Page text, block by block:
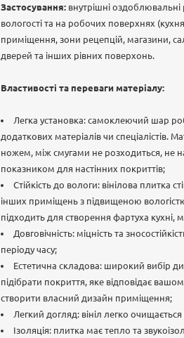
Застосування: внутрішні
вологості та на робочих поверхнях
приміщення, зони рецепцій, магазини,
дверей та інших рівних поверхонь.
Властивості та переваги матеріалу:
Легка установка: самоклеючий шар
додаткових матеріалів чи
ножем, між смугами не розходиться, не
показником для настінних покриттів;
Стійкість до вологи: вінілова плитка
інших приміщень з підвищеною
підходить для створення фартуха кухні,
Довговічність: міцність та
періоду часу;
Естетична складова: широкий вибір
підібрати покриття, яке відповідає
створити власний дизайн приміщення;
Легкий догляд: вініл легко
Ізоляція: плитка має тепло та